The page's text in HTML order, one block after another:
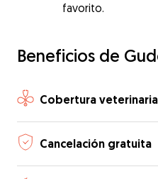
favorito.
Beneficios de
Cobertura veterinaria
Cancelación gratuita